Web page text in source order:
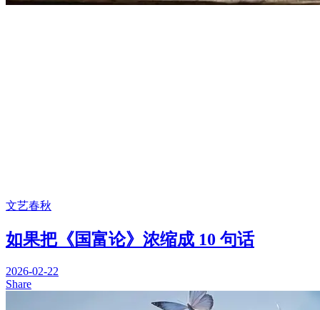
文艺春秋
如果把《国富论》浓缩成 10 句话
2026-02-22
Share